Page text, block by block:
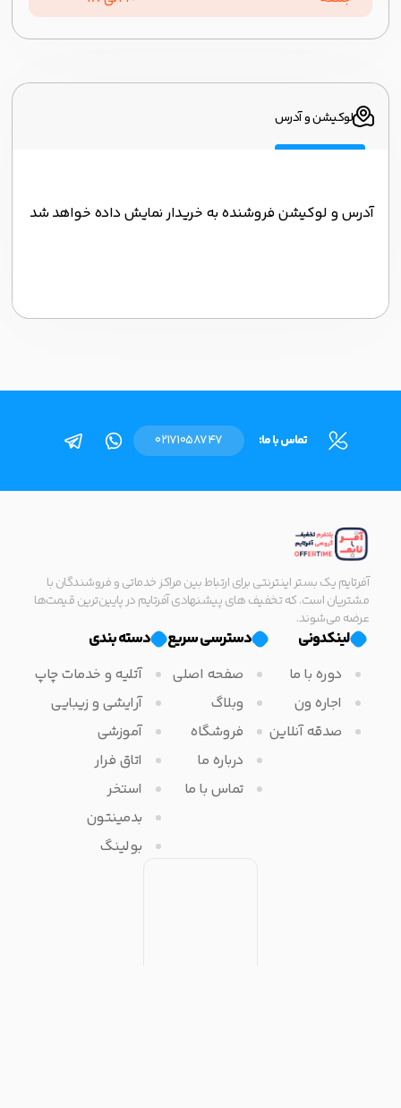
لوکیشن و آدرس
آدرس و لوکیشن فروشنده به خریدار نمایش داده خواهد شد
تماس با ما: 02171058747
آفرتایم یک بستر اینترنتی برای ارتباط بین مراکز خدماتی و فروشندگان با
مشتریان است. که تخفیف های پیشنهادی آفرتایم در پایین‌ترین قیمت‌ها
عرضه می‌شوند.
لینکدونی
دوره با ما
اجاره ون
صدقه آنلاین
دسترسی سریع
صفحه اصلی
وبلاگ
فروشگاه
درباره ما
تماس با ما
دسته بندی
آتلیه و خدمات چاپ
آرایشی و زیبایی
آموزشی
اتاق فرار
استخر
بدمینتون
بولینگ